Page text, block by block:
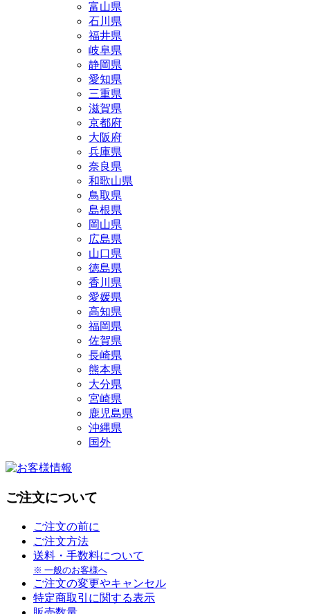
富山県
石川県
福井県
岐阜県
静岡県
愛知県
三重県
滋賀県
京都府
大阪府
兵庫県
奈良県
和歌山県
鳥取県
島根県
岡山県
広島県
山口県
徳島県
香川県
愛媛県
高知県
福岡県
佐賀県
長崎県
熊本県
大分県
宮崎県
鹿児島県
沖縄県
国外
ご注文について
ご注文の前に
ご注文方法
送料・手数料について
※ 一般のお客様へ
ご注文の変更やキャンセル
特定商取引に関する表示